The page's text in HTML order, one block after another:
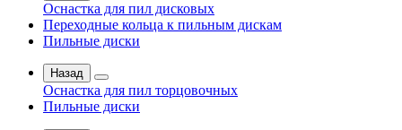
Оснастка для пил дисковых
Переходные кольца к пильным дискам
Пильные диски
Назад
Оснастка для пил торцовочных
Пильные диски